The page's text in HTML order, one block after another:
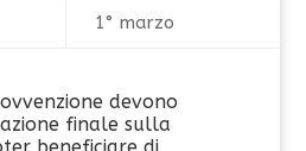
1° marzo
devono
finale sulla
beneficiare di